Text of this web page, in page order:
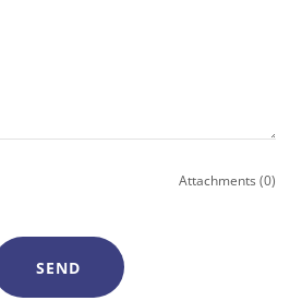
Attachments (0)
SEND